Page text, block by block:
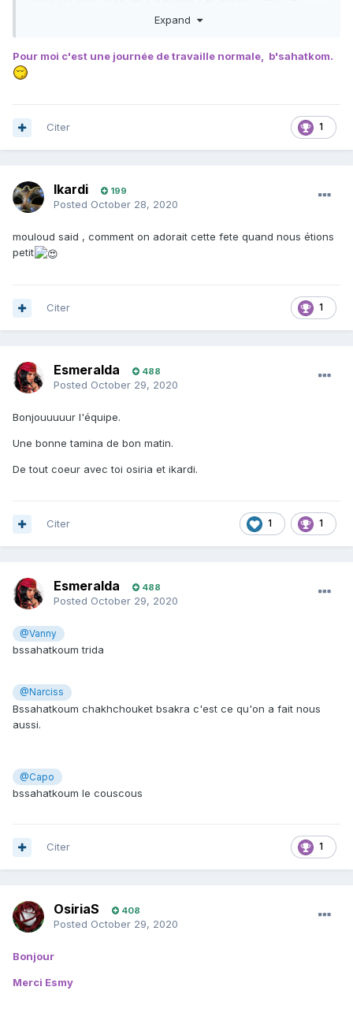
Expand
Pour moi c'est une journée de travaille normale, b'sahatkom.
1
Citer
Ikardi 199
Posted October 28, 2020
mouloud said , comment on adorait cette fete quand nous étions
petit
1
Citer
Esmeralda 488
Posted October 29, 2020
Bonjouuuuur l'équipe.
Une bonne tamina de bon matin.
De tout coeur avec toi osiria et ikardi.
1 1
Citer
Esmeralda 488
Posted October 29, 2020
@Vanny
bssahatkoum trida
@Narciss
Bssahatkoum chakhchouket bsakra c'est ce qu'on a fait nous
aussi.
@Capo
bssahatkoum le couscous
1
Citer
OsiriaS 408
Posted October 29, 2020
Bonjour
Merci Esmy